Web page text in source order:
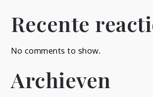
Recente
No comments to show.
Archieven